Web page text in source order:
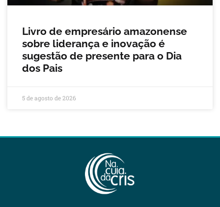
Livro de empresário amazonense
sobre liderança e inovação é
sugestão de presente para o Dia
dos Pais
5 de agosto de 2026